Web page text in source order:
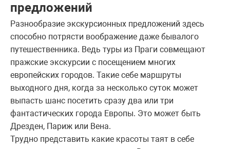
предложений
Разнообразие экскурсионных предложений здесь
способно потрясти воображение даже бывалого
путешественника. Ведь туры из Праги совмещают
пражские экскурсии с посещением многих
европейских городов. Такие себе маршруты
выходного дня, когда за несколько суток может
выпасть шанс посетить сразу два или три
фантастических города Европы. Это может быть
Дрезден, Париж или Вена.
Трудно представить какие красоты таят в себе